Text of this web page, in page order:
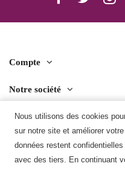
Nous utilisons des cookies
sur notre site et améliorer
données restent
avec des tiers. En continuant
Compte
Notre société
Contact us
Télécharger l'application